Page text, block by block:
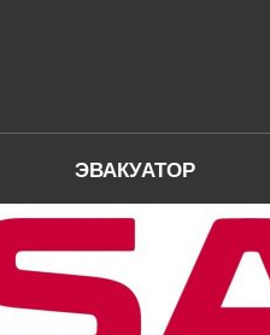
ЭВАКУАТОР